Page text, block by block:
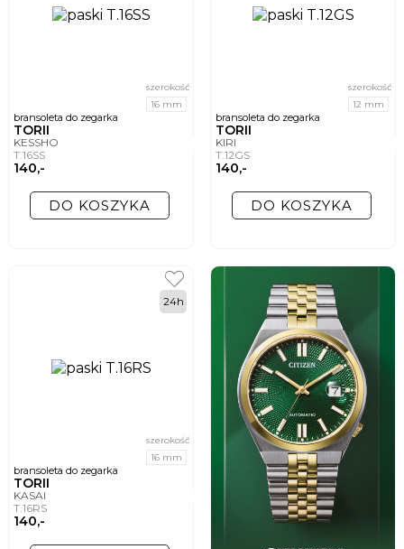
bransoleta do zegarka
TORII
KESSHO
T.16SS
140,-
szerokość
16 mm
DO KOSZYKA
bransoleta do zegarka
TORII
KIRI
T.12GS
140,-
szerokość
12 mm
DO KOSZYKA
bransoleta do zegarka
TORII
KASAI
T.16RS
140,-
szerokość
16 mm
24h